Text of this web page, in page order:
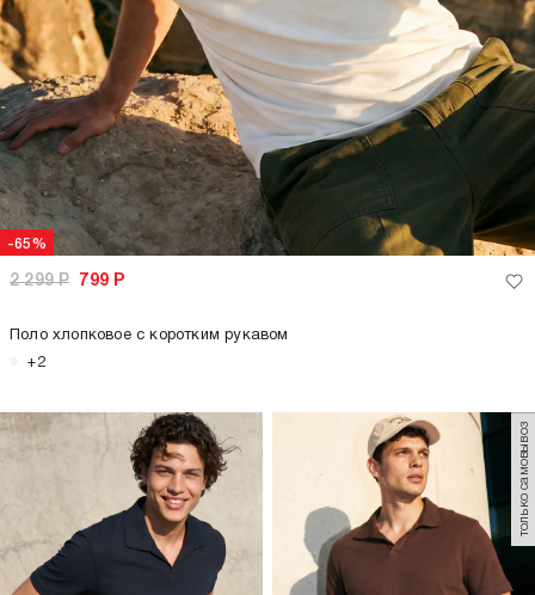
-65%
2 299Р 799 Р
Поло хлопковое с коротким рукавом
+2
только самовывоз